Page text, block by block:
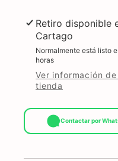
Retiro disponible
Cartago
Normalmente está listo
horas
Ver información de
tienda
Contactar por